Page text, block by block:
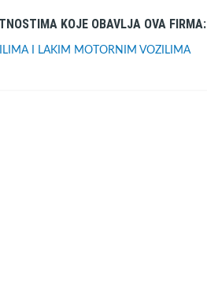
KOJE OBAVLJA OVA FIRMA:
I LAKIM MOTORNIM VOZILIMA